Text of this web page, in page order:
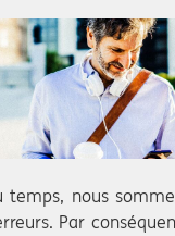
temps, nous
Par